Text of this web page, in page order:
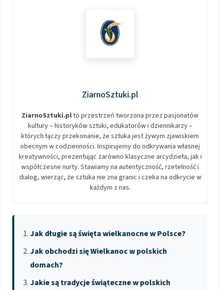
ZiarnoSztuki.pl
ZiarnoSztuki.plto przestrzeń tworzona przez pasjonatów
kultury – historyków sztuki, edukatorów i dziennikarzy –
których łączy przekonanie, że sztuka jest żywym zjawiskiem
obecnym w codzienności. Inspirujemy do odkrywania własnej
kreatywności, prezentując zarówno klasyczne arcydzieła, jak i
współczesne nurty. Stawiamy na autentyczność, rzetelność i
dialog, wierząc, że sztuka nie zna granic i czeka na odkrycie w
każdym z nas.
Jak długie są święta wielkanocne w Polsce?
Jak obchodzi się Wielkanoc w polskich
domach?
Jakie są tradycje świąteczne w polskich